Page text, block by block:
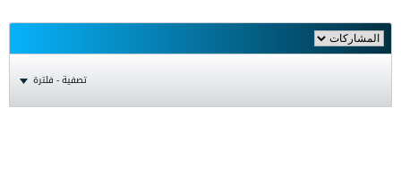
تصفية - فلترة